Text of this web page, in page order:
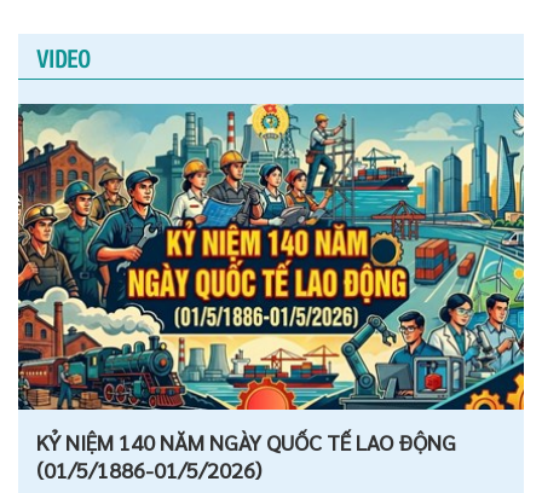
VIDEO
KỶ NIỆM 140 NĂM NGÀY QUỐC TẾ LAO ĐỘNG
(01/5/1886-01/5/2026)